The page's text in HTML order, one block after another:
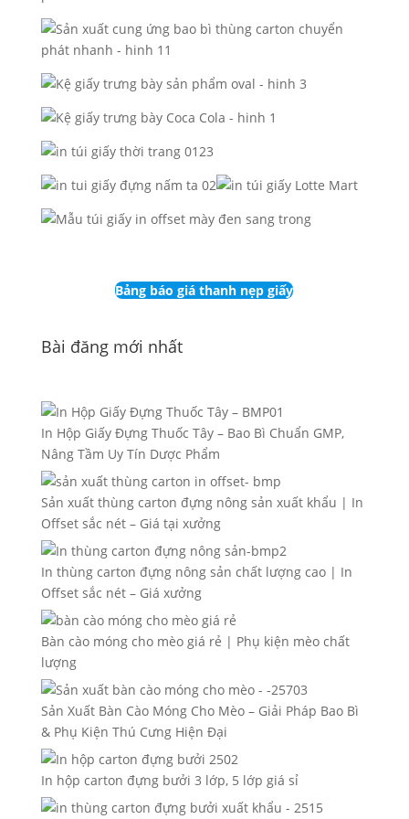
Bảng báo giá thanh nẹp giấy
Bài đăng mới nhất
In Hộp Giấy Đựng Thuốc Tây – Bao Bì Chuẩn GMP,
Nâng Tầm Uy Tín Dược Phẩm
Sản xuất thùng carton đựng nông sản xuất khẩu | In
Offset sắc nét – Giá tại xưởng
In thùng carton đựng nông sản chất lượng cao | In
Offset sắc nét – Giá xưởng
Bàn cào móng cho mèo giá rẻ | Phụ kiện mèo chất
lượng
Sản Xuất Bàn Cào Móng Cho Mèo – Giải Pháp Bao Bì
& Phụ Kiện Thú Cưng Hiện Đại
In hộp carton đựng bưởi 3 lớp, 5 lớp giá sỉ